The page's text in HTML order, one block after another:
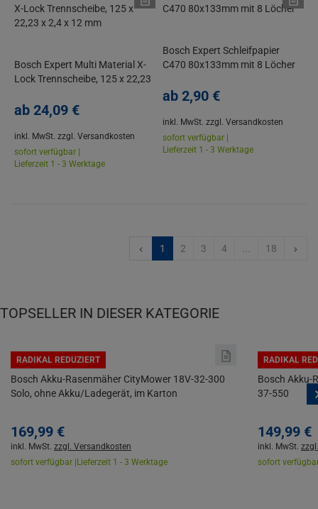
Bosch Expert Multi Material X-
Lock Trennscheibe, 125 x 22,23
ab 24,09 €
inkl. MwSt. zzgl. Versandkosten
sofort verfügbar |
Lieferzeit 1 - 3 Werktage
Bosch Expert Schleifpapier
C470 80x133mm mit 8 Löcher
ab 2,90 €
inkl. MwSt. zzgl. Versandkosten
sofort verfügbar |
Lieferzeit 1 - 3 Werktage
1 2 3 4 18
TOPSELLER IN DIESER KATEGORIE
RADIKAL REDUZIERT
Bosch Akku-Rasenmäher CityMower 18V-32-300
Solo, ohne Akku/Ladegerät, im Karton
169,99 €
inkl. MwSt. zzgl. Versandkosten
sofort verfügbar | Lieferzeit 1 - 3 Werktage
RADIKAL
Bosch Akku-
37-550
149,99 €
inkl. MwSt.
sofort